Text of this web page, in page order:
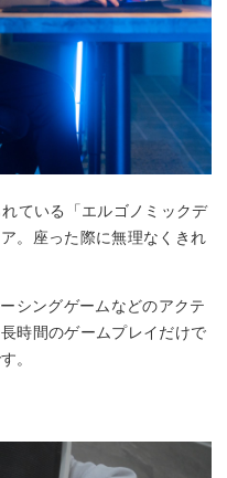
ている「エルゴノミックデ
。座った際に無理なくきれ
シングゲームなどのアクテ
時間のゲームプレイだけで
。